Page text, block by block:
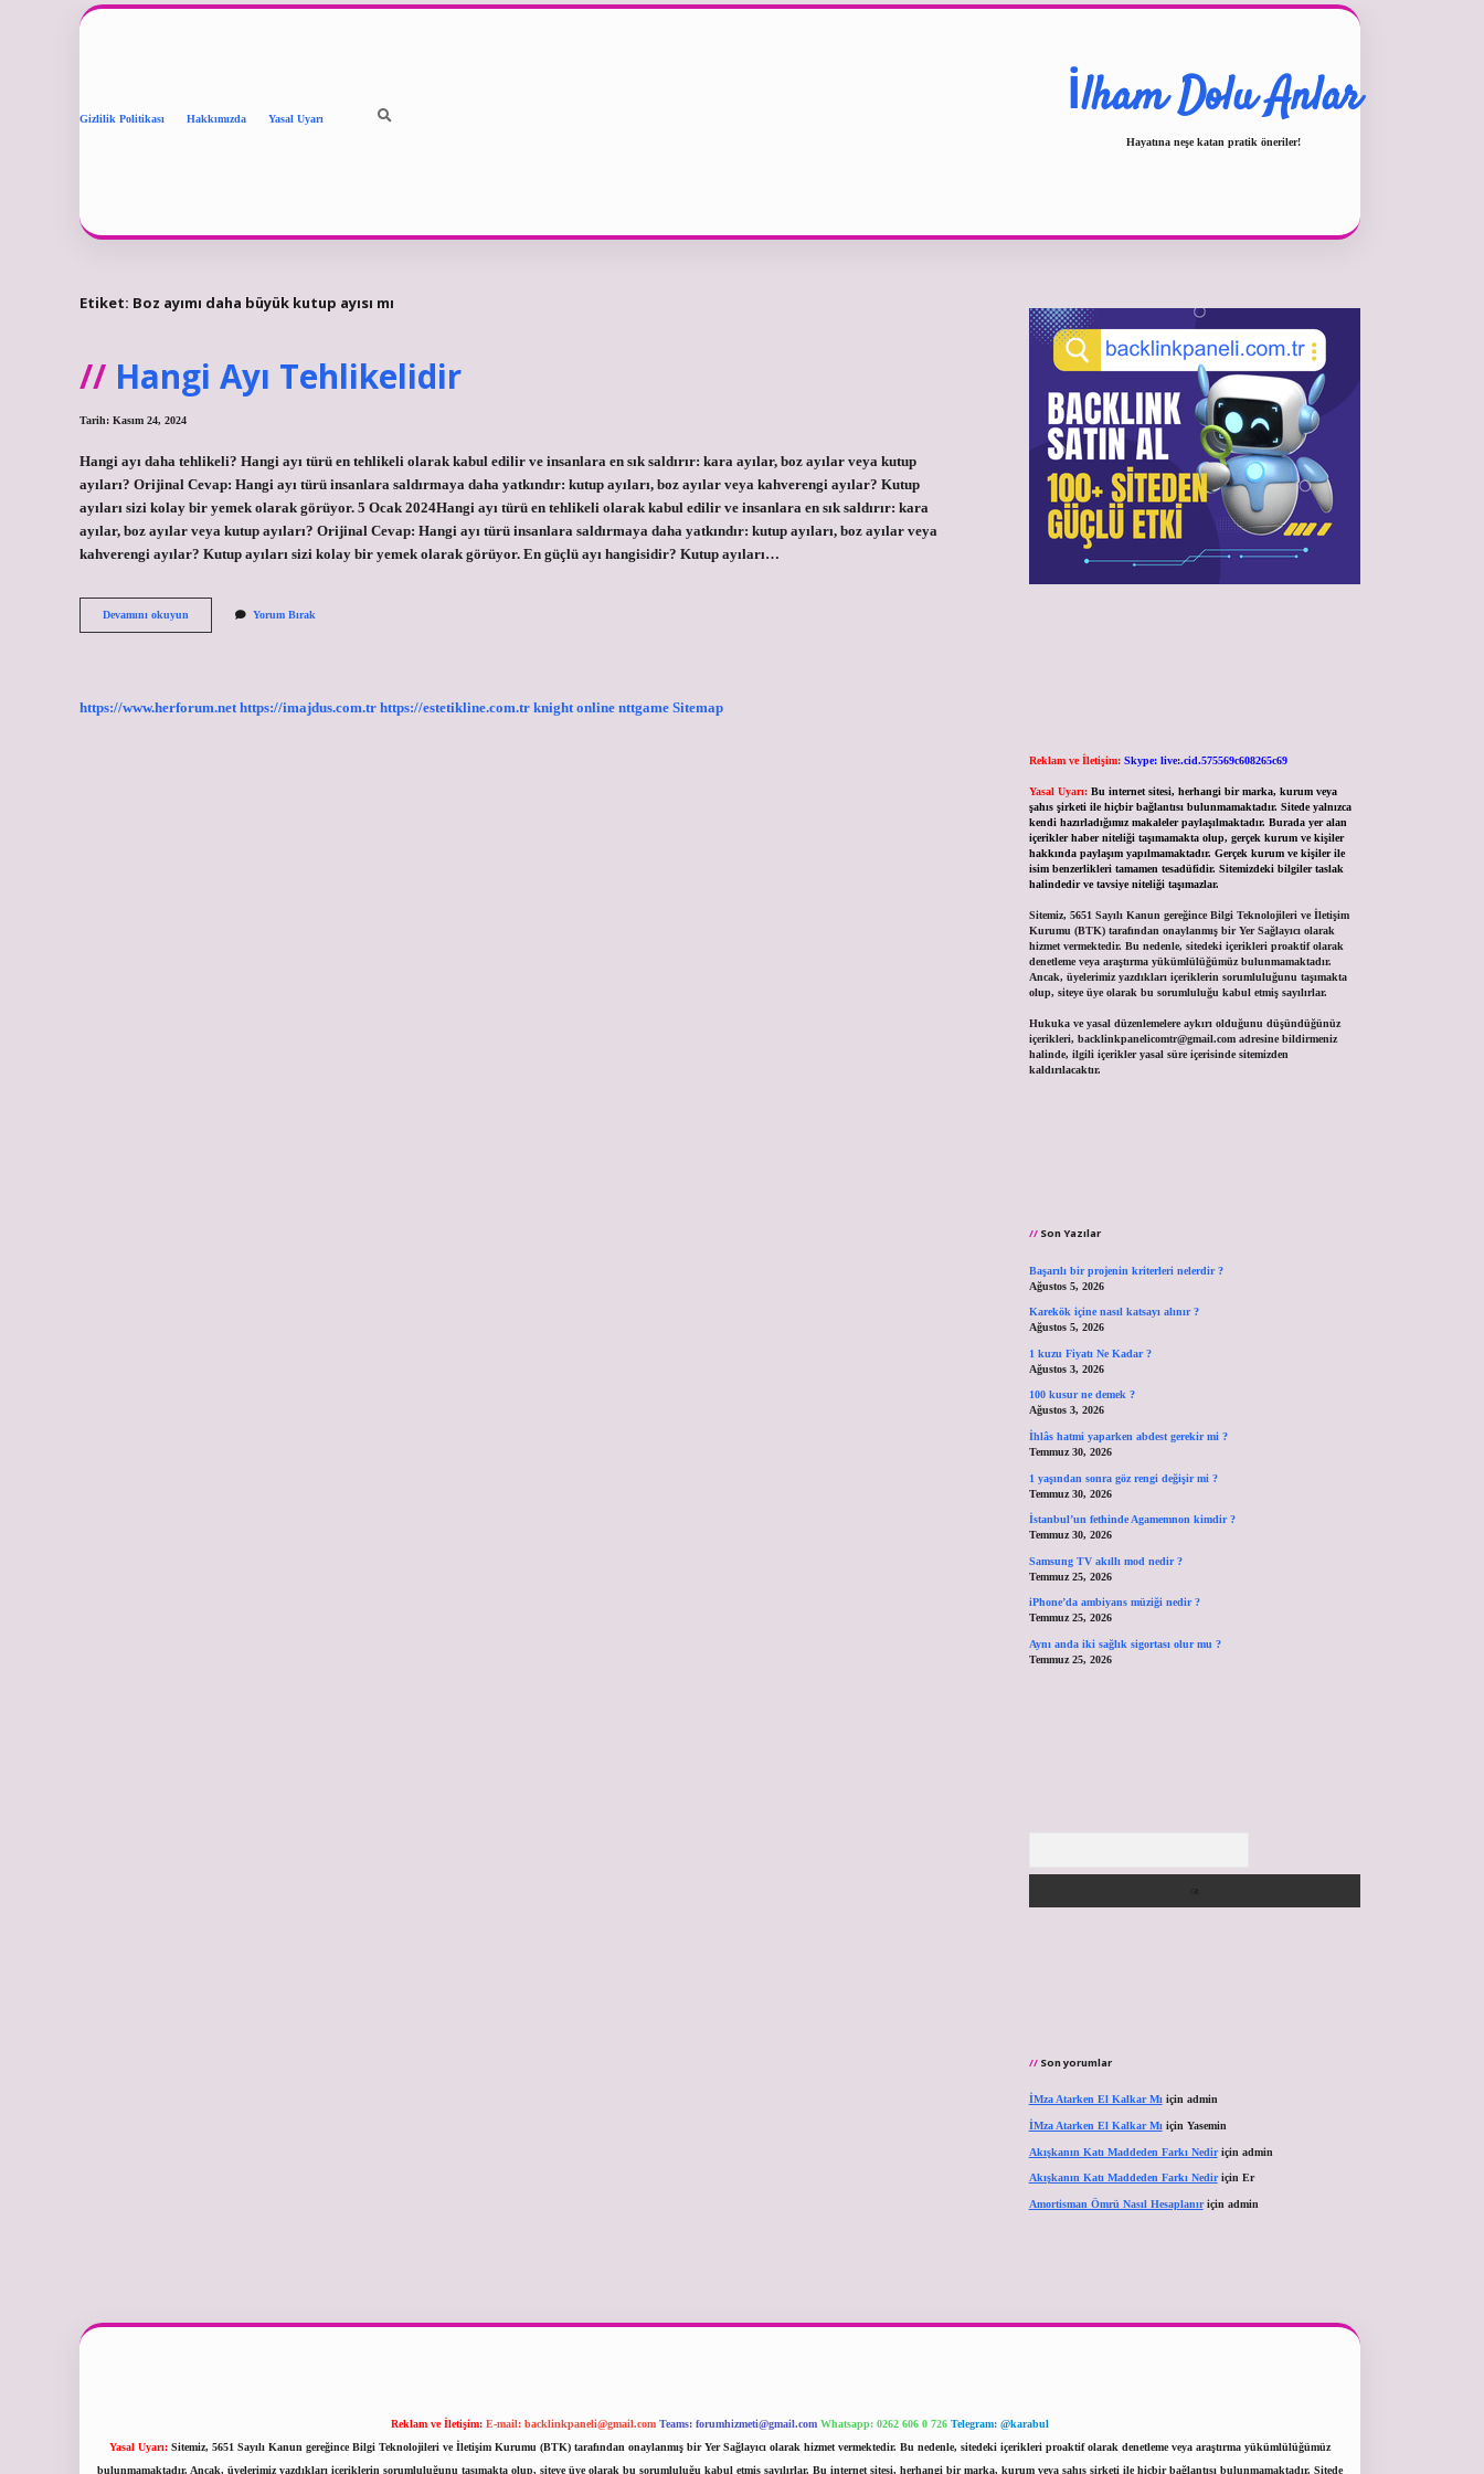
Gizlilik Politikası Hakkımızda Yasal Uyarı İlham Dolu Anlar
Hayatına neşe katan pratik öneriler!
Etiket: Boz ayımı daha büyük kutup ayısı mı
Hangi Ayı Tehlikelidir
Tarih: Kasım 24, 2024
Hangi ayı daha tehlikeli? Hangi ayı türü en tehlikeli olarak kabul edilir ve insanlara en sık saldırır: kara ayılar, boz ayılar veya kutup
ayıları? Orijinal Cevap: Hangi ayı türü insanlara saldırmaya daha yatkındır: kutup ayıları, boz ayılar veya kahverengi ayılar? Kutup
ayıları sizi kolay bir yemek olarak görüyor. 5 Ocak 2024Hangi ayı türü en tehlikeli olarak kabul edilir ve insanlara en sık saldırır: kara
ayılar, boz ayılar veya kutup ayıları? Orijinal Cevap: Hangi ayı türü insanlara saldırmaya daha yatkındır: kutup ayıları, boz ayılar veya
kahverengi ayılar? Kutup ayıları sizi kolay bir yemek olarak görüyor. En güçlü ayı hangisidir? Kutup ayıları…
Devamını okuyun
Ayı
Yorum Bırak
https://www.herforum.net https://imajdus.com.tr https://estetikline.com.tr knight online nttgame Sitemap
Reklam ve İletişim: Skype: live:.cid.575569c608265c69
Yasal Uyarı: Bu internet sitesi, herhangi bir marka, kurum veya
şahıs şirketi ile hiçbir bağlantısı bulunmamaktadır. Sitede yalnızca
kendi hazırladığımız makaleler paylaşılmaktadır. Burada yer alan
içerikler haber niteliği taşımamakta olup, gerçek kurum ve kişiler
hakkında paylaşım yapılmamaktadır. Gerçek kurum ve kişiler ile
isim benzerlikleri tamamen tesadüfidir. Sitemizdeki bilgiler taslak
halindedir ve tavsiye niteliği taşımazlar.
Sitemiz, 5651 Sayılı Kanun gereğince Bilgi Teknolojileri ve İletişim
Kurumu (BTK) tarafından onaylanmış bir Yer Sağlayıcı olarak
hizmet vermektedir. Bu nedenle, sitedeki içerikleri proaktif olarak
denetleme veya araştırma yükümlülüğümüz bulunmamaktadır.
Ancak, üyelerimiz yazdıkları içeriklerin sorumluluğunu taşımakta
olup, siteye üye olarak bu sorumluluğu kabul etmiş sayılırlar.
Hukuka ve yasal düzenlemelere aykırı olduğunu düşündüğünüz
içerikleri, backlinkpanelicomtr@gmail.comadresine bildirmeniz
halinde, ilgili içerikler yasal süre içerisinde sitemizden
kaldırılacaktır.
Son Yazılar
Başarılı bir projenin kriterleri nelerdir ?
Ağustos 5, 2026
Karekök içine nasıl katsayı alınır ?
Ağustos 5, 2026
1 kuzu Fiyatı Ne Kadar ?
Ağustos 3, 2026
100 kusur ne demek ?
Ağustos 3, 2026
İhlâs hatmi yaparken abdest gerekir mi ?
Temmuz 30, 2026
1 yaşından sonra göz rengi değişir mi ?
Temmuz 30, 2026
İstanbul’un fethinde Agamemnon kimdir ?
Temmuz 30, 2026
Samsung TV akıllı mod nedir ?
Temmuz 25, 2026
iPhone’da ambiyans müziği nedir ?
Temmuz 25, 2026
Aynı anda iki sağlık sigortası olur mu ?
Temmuz 25, 2026
Son yorumlar
İMza Atarken El Kalkar Mıiçin admin
İMza Atarken El Kalkar Mıiçin Yasemin
Akışkanın Katı Maddeden Farkı Nediriçin admin
Akışkanın Katı Maddeden Farkı Nediriçin Er
Amortisman Ömrü Nasıl Hesaplanıriçin admin
Reklam ve İletişim: E-mail: backlinkpaneli@gmail.com Teams: forumhizmeti@gmail.com Whatsapp: 0262 606 0 726 Telegram: @karabul
Yasal Uyarı: Sitemiz, 5651 Sayılı Kanun gereğince Bilgi Teknolojileri ve İletişim Kurumu (BTK) tarafından onaylanmış bir Yer Sağlayıcı olarak hizmet vermektedir. Bu nedenle, sitedeki içerikleri proaktif olarak denetleme veya araştırma yükümlülüğümüz
bulunmamaktadır. Ancak, üyelerimiz yazdıkları içeriklerin sorumluluğunu taşımakta olup, siteye üye olarak bu sorumluluğu kabul etmiş sayılırlar. Bu internet sitesi, herhangi bir marka, kurum veya şahıs şirketi ile hiçbir bağlantısı bulunmamaktadır. Sitede